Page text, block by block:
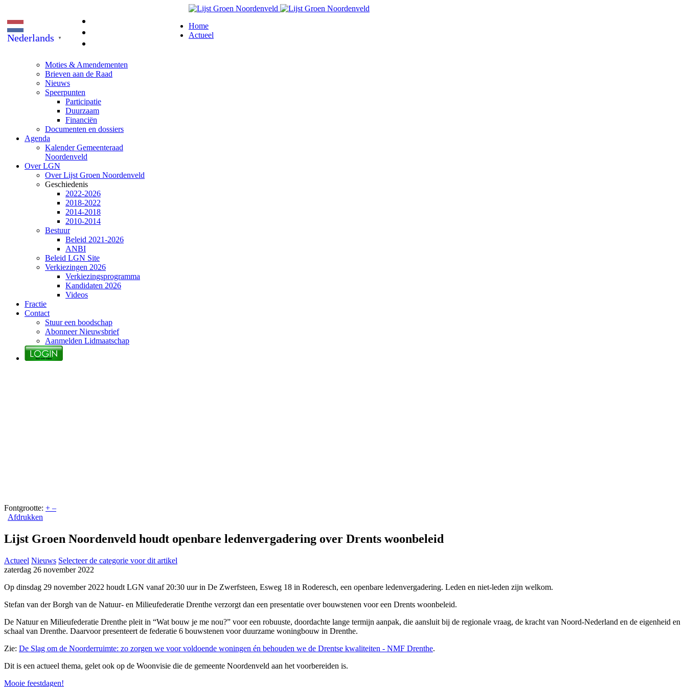
Nederlands ▼
Home
Actueel
Moties & Amendementen
Brieven aan de Raad
Nieuws
Speerpunten
Participatie
Duurzaam
Financiën
Documenten en dossiers
Agenda
Kalender Gemeenteraad
Noordenveld
Over LGN
Over Lijst Groen Noordenveld
Geschiedenis
2022-2026
2018-2022
2014-2018
2010-2014
Bestuur
Beleid 2021-2026
ANBI
Beleid LGN Site
Verkiezingen 2026
Verkiezingsprogramma
Kandidaten 2026
Videos
Fractie
Contact
Stuur een boodschap
Abonneer Nieuwsbrief
Aanmelden Lidmaatschap
Fontgrootte: + –
Afdrukken
Lijst Groen Noordenveld houdt openbare ledenvergadering over Drents woonbeleid
Actueel Nieuws Selecteer de categorie voor dit artikel
zaterdag 26 november 2022
Op dinsdag 29 november 2022 houdt LGN vanaf 20:30 uur in De Zwerfsteen, Esweg 18 in Roderesch, een openbare ledenvergadering. Leden en niet-leden zijn welkom.
Stefan van der Borgh van de Natuur- en Milieufederatie Drenthe verzorgt dan een presentatie over bouwstenen voor een Drents woonbeleid.
De Natuur en Milieufederatie Drenthe pleit in “Wat bouw je me nou?” voor een robuuste, doordachte lange termijn aanpak, die aansluit bij de regionale vraag, de kracht van Noord-Nederland en de eigenheid en
schaal van Drenthe. Daarvoor presenteert de federatie 6 bouwstenen voor duurzame woningbouw in Drenthe.
Zie: De Slag om de Noorderruimte: zo zorgen we voor voldoende woningen én behouden we de Drentse kwaliteiten - NMF Drenthe.
Dit is een actueel thema, gelet ook op de Woonvisie die de gemeente Noordenveld aan het voorbereiden is.
Mooie feestdagen!